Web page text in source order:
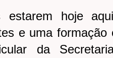
estarem hoje
e uma
da